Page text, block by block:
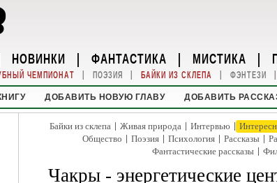
НОВИНКИ | ФАНТАСТИКА | МИСТИКА |
ЧЕМПИОНАТ | ПОЭЗИЯ | БАЙКИ ИЗ СКЛЕПА | ФЭНТЕЗИ |
ДОБАВИТЬ НОВУЮ ГЛАВУ ДОБАВИТЬ
Байки из склепа | Живая природа | Интервью |
Общество | Поэзия | Психология | Рассказы |
Фантастические рассказы |
Чакры - энергетические